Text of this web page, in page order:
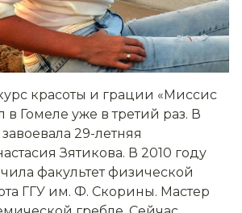
красоты и грации «Миссис
в Гомеле уже в третий раз. В
29-летняя
Зятикова. В 2010 году
факультет физической
ГГУ им. Ф. Скорины. Мастер